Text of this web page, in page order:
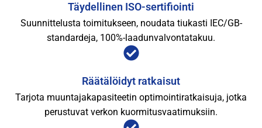
Täydellinen ISO-sertifiointi
Suunnittelusta toimitukseen, noudata tiukasti IEC/GB-
standardeja, 100%-laadunvalvontatakuu.
Räätälöidyt ratkaisut
Tarjota muuntajakapasiteetin optimointiratkaisuja, jotka
perustuvat verkon kuormitusvaatimuksiin.